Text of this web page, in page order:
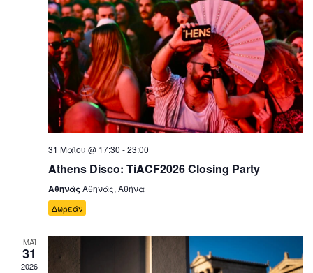
31 Μαΐου @ 17:30 -23:00
Athens Disco: TiACF2026 Closing Party
ΑθηνάςΑθηνάς, Αθήνα
Δωρεάν
ΜΑΪ
31
2026